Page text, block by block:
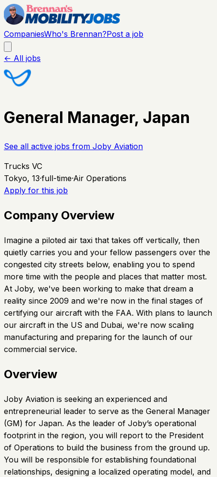
CompaniesWho's Brennan?Post a job
← All jobs
General Manager, Japan
See all active jobs from Joby Aviation
Trucks VC
Tokyo, 13·full-time·Air Operations
Apply for this job
Company Overview
Imagine a piloted air taxi that takes off vertically, then
quietly carries you and your fellow passengers over the
congested city streets below, enabling you to spend
more time with the people and places that matter most.
At Joby, we've been working to make that dream a
reality since 2009 and we're now in the final stages of
certifying our aircraft with the FAA. With plans to launch
our aircraft in the US and Dubai, we're now scaling
manufacturing and preparing for the launch of our
commercial service.
Overview
Joby Aviation is seeking an experienced and
entrepreneurial leader to serve as the General Manager
(GM) for Japan. As the leader of Joby’s operational
footprint in the region, you will report to the President
of Operations to build the business from the ground up.
You will be responsible for establishing foundational
relationships, designing a localized operating model, and